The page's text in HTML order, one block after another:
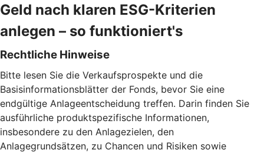
Geld nach klaren ESG-Kriterien
anlegen – so funktioniert's
Rechtliche Hinweise
Bitte lesen Sie die Verkaufsprospekte und die
Basisinformationsblätter der Fonds, bevor Sie eine
endgültige Anlageentscheidung treffen. Darin finden Sie
ausführliche produktspezifische Informationen,
insbesondere zu den Anlagezielen, den
Anlagegrundsätzen, zu Chancen und Risiken sowie